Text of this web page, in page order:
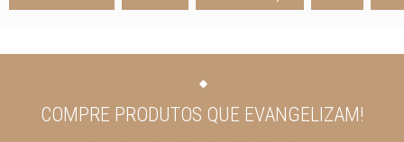
COMPRE PRODUTOS QUE EVANGELIZAM!